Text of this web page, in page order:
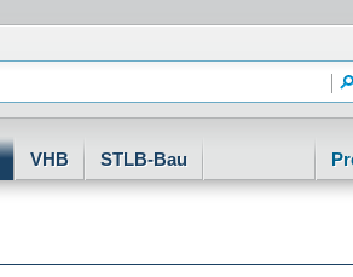
VHB STLB-Bau